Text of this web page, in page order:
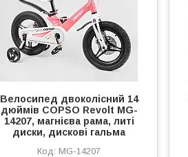
Велосипед двоколісний 14
дюймів COPSO Revolt MG-
14207, магнієва рама, литі
диски, дискові гальма
MG-14207